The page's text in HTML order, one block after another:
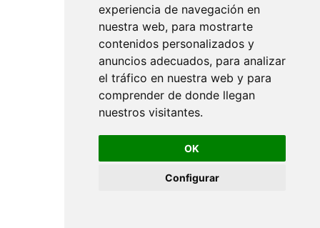
experiencia de navegación en
nuestra web, para mostrarte
contenidos personalizados y
anuncios adecuados, para analizar
el tráfico en nuestra web y para
comprender de donde llegan
nuestros visitantes.
OK
Configurar